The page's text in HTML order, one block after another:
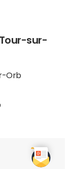
sur-
Orb